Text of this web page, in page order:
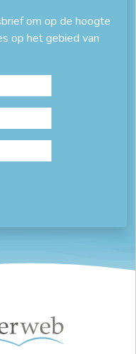
om op de hoogte
op het gebied van